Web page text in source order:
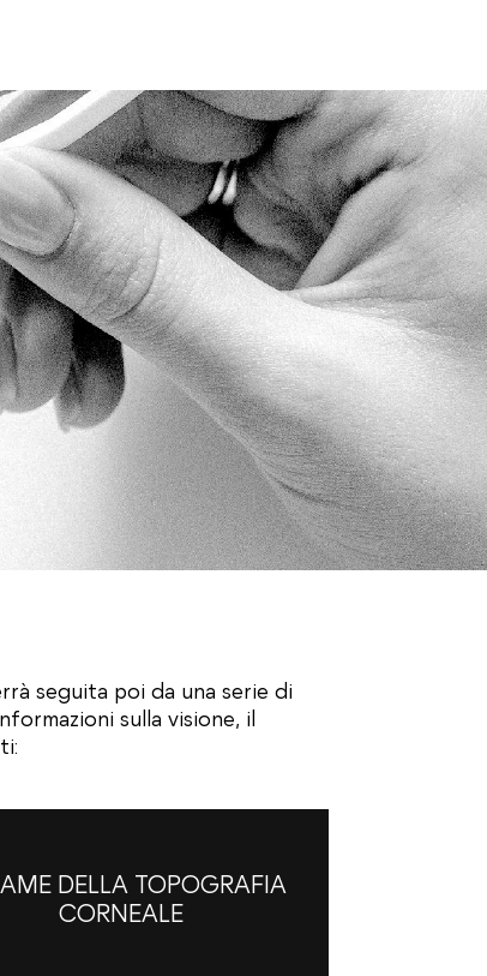
seguita poi da una serie di
sulla visione, il
DELLA TOPOGRAFIA
CORNEALE